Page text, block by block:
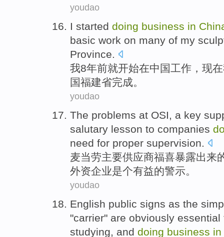
youdao
I started doing business in
basic work on many of my
Province.
我8年前就开始在中国工作 ， 现在
国福建省完成。
youdao
The problems at OSI, a key
salutary lesson to companies
need for proper supervision.
麦当劳主要供应商福喜暴露出来
外资企业是个有益的警示。
youdao
English public signs as the
"carrier" are obviously
studying
and doing business in